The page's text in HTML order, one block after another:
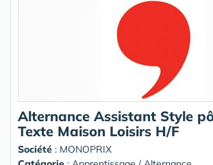
Alternance Assistant Style
Texte Maison Loisirs H/F
Société : MONOPRIX